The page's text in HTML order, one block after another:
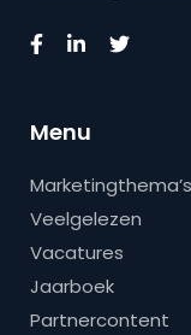
Menu
Marketingthema’s
Veelgelezen
Vacatures
Jaarboek
Partnercontent